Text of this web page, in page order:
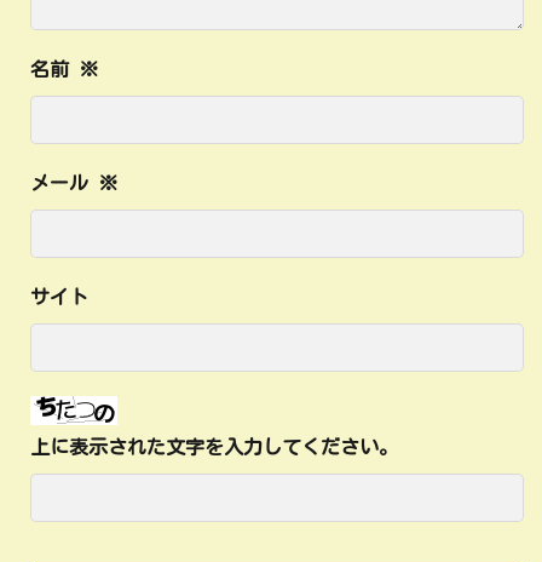
名前 ※
メール ※
サイト
上に表示された文字を入力してください。